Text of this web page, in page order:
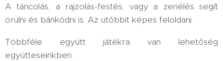
A táncolás, a rajzolás-festés, vagy a zenélés segít
örülni és bánkódni is. Az utóbbit képes feloldani.
Többféle együtt játékra van lehetőség
együtteseinkben.